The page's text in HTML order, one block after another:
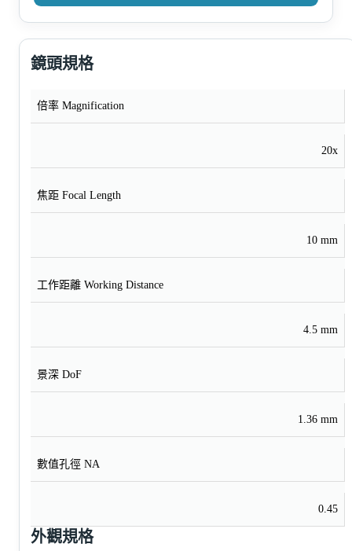
鏡頭規格
倍率 Magnification
20x
焦距 Focal Length
10 mm
工作距離 Working Distance
4.5 mm
景深 DoF
1.36 mm
數值孔徑 NA
0.45
外觀規格